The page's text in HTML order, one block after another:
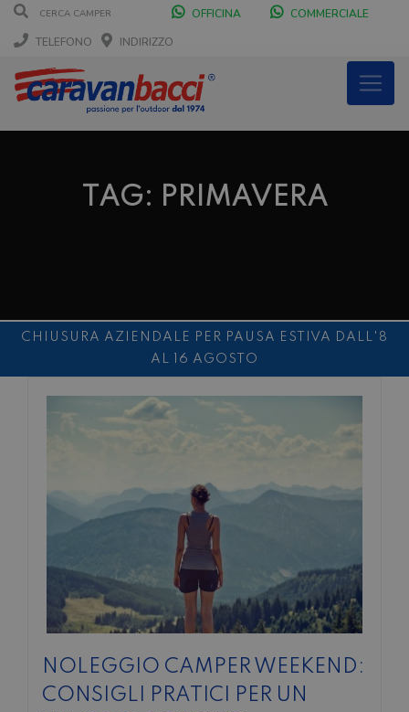
OFFICINA
COMMERCIALE
TELEFONO
INDIRIZZO
TAG: PRIMAVERA
CHIUSURA AZIENDALE PER PAUSA ESTIVA DALL'8
AL 16 AGOSTO
SABATO POMERIGGIO
NOLEGGIO ENTRO IL 31.08
PER I
NOLEGGIO CAMPER WEEKEND:
CONSIGLI PRATICI PER UN